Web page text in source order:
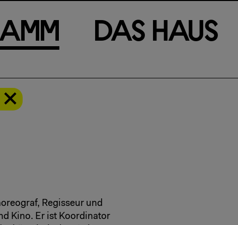
m m Das Haus
Regisseur und
Kino. Er ist Koordinator